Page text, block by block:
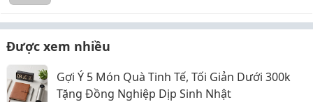
Được xem nhiều
Gợi Ý 5 Món Quà Tinh Tế, Tối Giản Dưới 300k
Tặng Đồng Nghiệp Dịp Sinh Nhật